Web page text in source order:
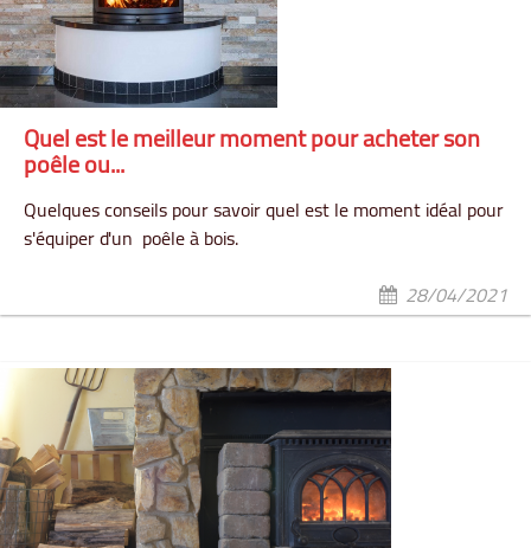
Quel est le meilleur moment pour acheter son
poêle ou...
Quelques conseils pour savoir quel est le moment idéal pour
s'équiper d'un poêle à bois.
28/04/2021